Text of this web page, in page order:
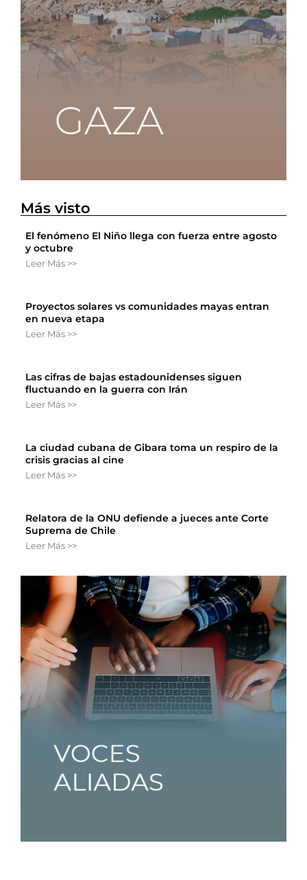
Más visto
El fenómeno El Niño llega con fuerza entre agosto
y octubre
Leer Más >>
Proyectos solares vs comunidades mayas entran
en nueva etapa
Leer Más >>
Las cifras de bajas estadounidenses siguen
fluctuando en la guerra con Irán
Leer Más >>
La ciudad cubana de Gibara toma un respiro de la
crisis gracias al cine
Leer Más >>
Relatora de la ONU defiende a jueces ante Corte
Suprema de Chile
Leer Más >>